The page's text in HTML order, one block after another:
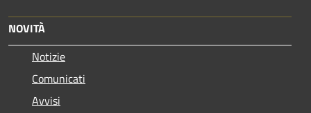
NOVITÀ
Notizie
Comunicati
Avvisi